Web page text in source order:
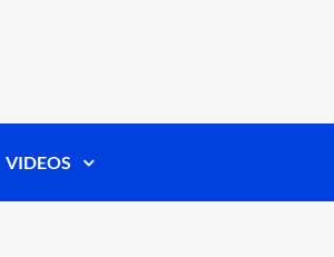
VIDEOS